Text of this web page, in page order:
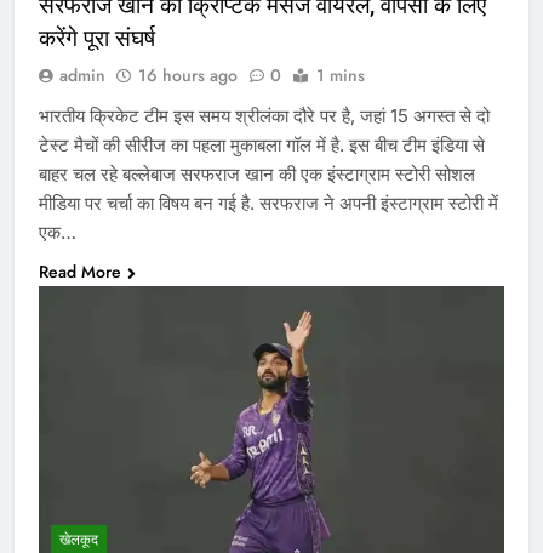
करेंगे पूरा संघर्ष
admin 16 hours ago 0 1 mins
भारतीय क्रिकेट टीम इस समय श्रीलंका दौरे पर है, जहां 15 अगस्त से दो
टेस्ट मैचों की सीरीज का पहला मुकाबला गॉल में है. इस बीच टीम इंडिया से
बाहर चल रहे बल्लेबाज सरफराज खान की एक इंस्टाग्राम स्टोरी सोशल
मीडिया पर चर्चा का विषय बन गई है. सरफराज ने अपनी इंस्टाग्राम स्टोरी में
एक…
Read More
खेलकूद